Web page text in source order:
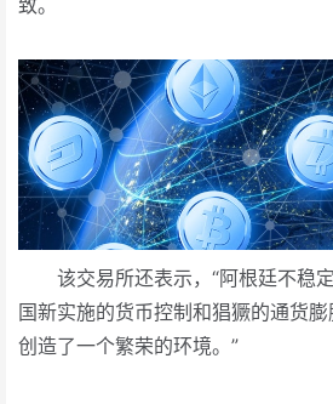
致。
该交易所还表示，“阿根廷不稳
国新实施的货币控制和猖獗的通货
创造了一个繁荣的环境。”